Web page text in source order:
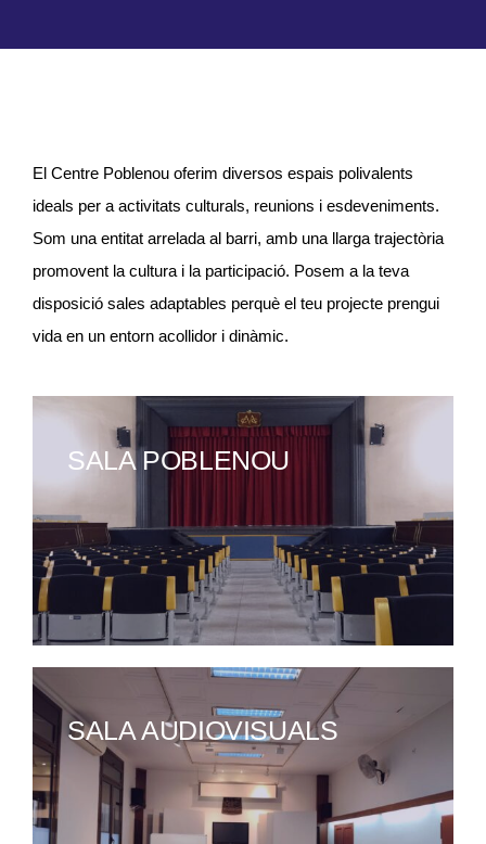
El Centre Poblenou oferim diversos espais polivalents
ideals per a activitats culturals, reunions i esdeveniments.
Som una entitat arrelada al barri, amb una llarga trajectòria
promovent la cultura i la participació. Posem a la teva
disposició sales adaptables perquè el teu projecte prengui
vida en un entorn acollidor i dinàmic.
SALA POBLENOU
SALA AUDIOVISUALS